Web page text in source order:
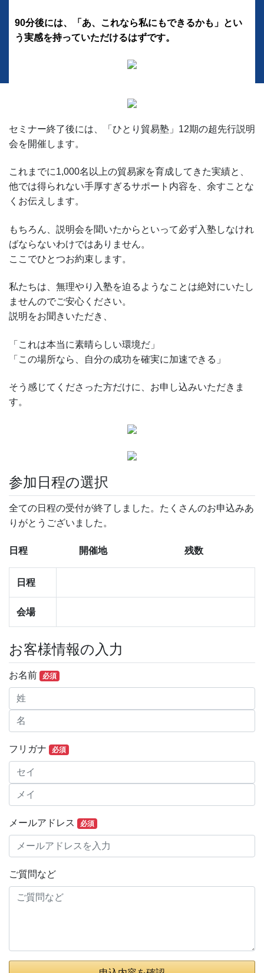
90分後には、「あ、これなら私にもできるかも」とい
う実感を持っていただけるはずです。
セミナー終了後には、「ひとり貿易塾」12期の超先行説明
会を開催します。
これまでに1,000名以上の貿易家を育成してきた実績と、
他では得られない手厚すぎるサポート内容を、余すことな
くお伝えします。
もちろん、説明会を聞いたからといって必ず入塾しなけれ
ばならないわけではありません。
ここでひとつお約束します。
私たちは、無理やり入塾を迫るようなことは絶対にいたし
ませんのでご安心ください。
説明をお聞きいただき、
「これは本当に素晴らしい環境だ」
「この場所なら、自分の成功を確実に加速できる」
そう感じてくださった方だけに、お申し込みいただきま
す。
参加日程の選択
全ての日程の受付が終了しました。たくさんのお申込みあ
りがとうございました。
日程 開催地 残数
日程
会場
お客様情報の入力
お名前 必須
フリガナ 必須
メールアドレス 必須
ご質問など